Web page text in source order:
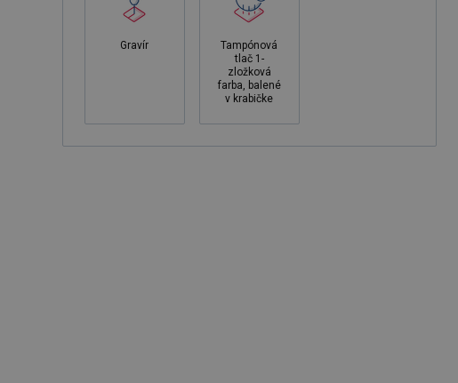
Gravír
Tampónová
tlač 1-
zložková
farba, balené
v krabičke